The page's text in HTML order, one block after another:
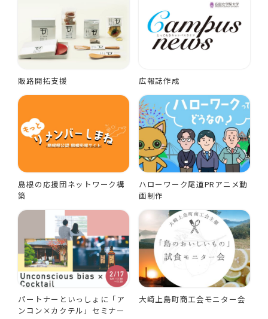
販路開拓支援 広報誌作成
島根の応援団ネットワーク構
築
ハローワーク尾道PRアニメ動
画制作
パートナーといっしょに「ア
ンコン×カクテル」セミナー
大崎上島町商工会モニター会